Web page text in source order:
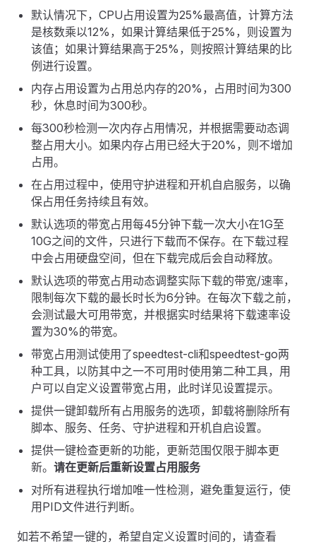
默认情况下，CPU占用设置为25%最高值，计算方法
是核数乘以12%，如果计算结果低于25%，则设置为
该值；如果计算结果高于25%，则按照计算结果的比
例进行设置。
内存占用设置为占用总内存的20%，占用时间为300
秒，休息时间为300秒。
每300秒检测一次内存占用情况，并根据需要动态调
整占用大小。如果内存占用已经大于20%，则不增加
占用。
在占用过程中，使用守护进程和开机自启服务，以确
保占用任务持续且有效。
默认选项的带宽占用每45分钟下载一次大小在1G至
10G之间的文件，只进行下载而不保存。在下载过程
中会占用硬盘空间，但在下载完成后会自动释放。
默认选项的带宽占用动态调整实际下载的带宽/速率，
限制每次下载的最长时长为6分钟。在每次下载之前，
会测试最大可用带宽，并根据实时结果将下载速率设
置为30%的带宽。
带宽占用测试使用了speedtest-cli和speedtest-go两
种工具，以防其中之一不可用时使用第二种工具，用
户可以自定义设置带宽占用，此时详见设置提示。
提供一键卸载所有占用服务的选项，卸载将删除所有
脚本、服务、任务、守护进程和开机自启设置。
提供一键检查更新的功能，更新范围仅限于脚本更
新。 请在更新后重新设置占用服务
对所有进程执行增加唯一性检测，避免重复运行，使
用PID文件进行判断。
如若不希望一键的，希望自定义设置时间的，请查看